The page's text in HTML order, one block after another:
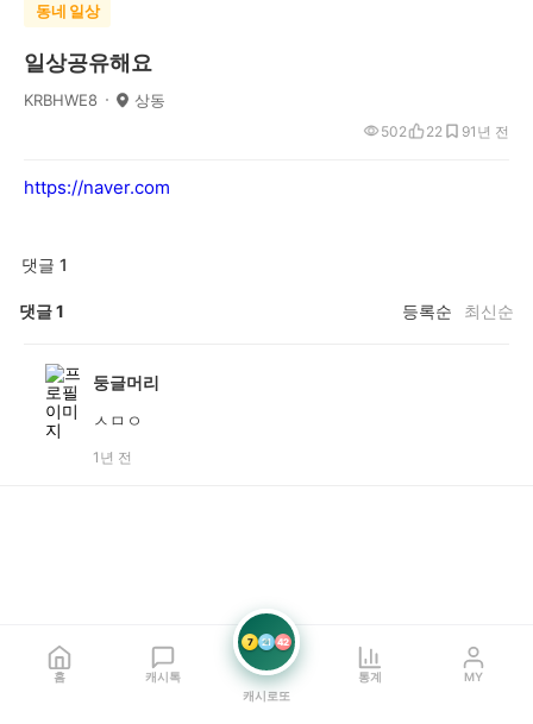
동네 일상
일상공유해요
KRBHWE8 상동
1년 전
502 22 9
https://naver.com
댓글 1
댓글1 등록순 최신순
둥글머리
ㅅㅁㅇ
1년 전
홈 캐시톡
7 21 42
캐시로또
통계 MY